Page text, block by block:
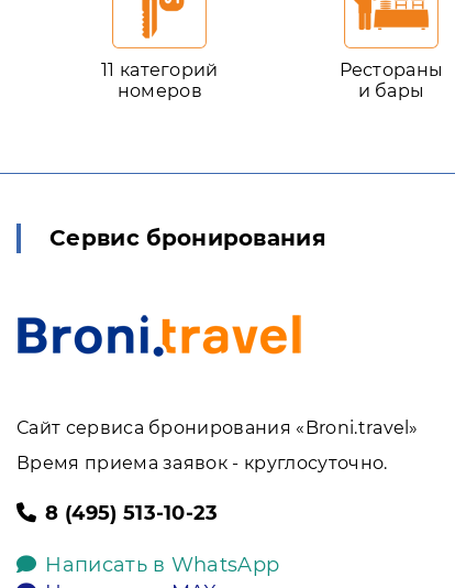
11 категорий
номеров
Рестораны
и бары
Сервис бронирования
Сайт сервиса бронирования «Broni.travel»
Время приема заявок - круглосуточно.
8 (495) 513-10-23
Написать в WhatsApp